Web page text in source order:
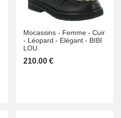
Mocassins - Femme - Cuir
- Léopard - Elégant - BIBI
LOU
210.00 €